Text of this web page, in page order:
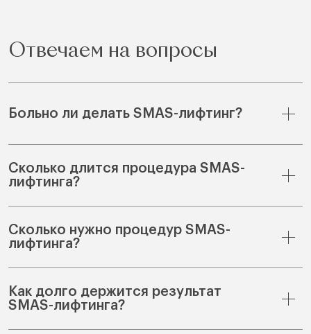
Отвечаем на вопросы
Больно ли делать SMAS-лифтинг?
Сколько длится процедура SMAS-
лифтинга?
Сколько нужно процедур SMAS-
лифтинга?
Как долго держится результат
SMAS-лифтинга?